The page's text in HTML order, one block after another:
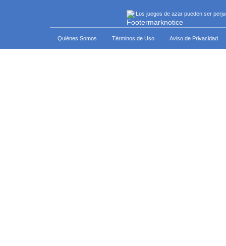
Los juegos de azar pueden ser
Quiénes Somos Términos de Uso Aviso de Privacidad